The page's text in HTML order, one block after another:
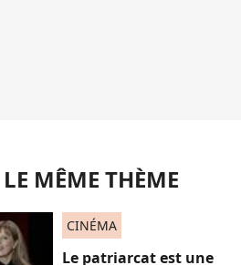
MÊME THÈME
CINÉMA
Le patriarcat est une